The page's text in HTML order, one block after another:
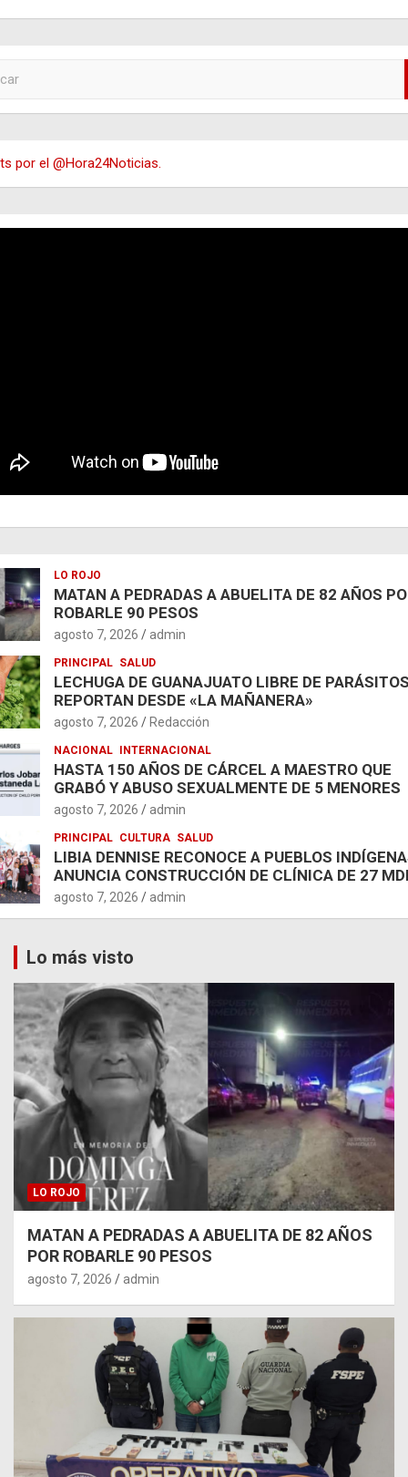
por el @Hora24Noticias.
LO ROJO
MATAN A PEDRADAS A ABUELITA DE 82 AÑOS
ROBARLE 90 PESOS
agosto 7, 2026 admin
PRINCIPAL SALUD
LECHUGA DE GUANAJUATO LIBRE DE
REPORTAN DESDE «LA MAÑANERA»
agosto 7, 2026 Redacción
NACIONAL INTERNACIONAL
HASTA 150 AÑOS DE CÁRCEL A MAESTRO QUE
GRABÓ Y ABUSO SEXUALMENTE DE 5 MENORES
agosto 7, 2026 admin
PRINCIPAL CULTURA SALUD
LIBIA DENNISE RECONOCE A PUEBLOS
ANUNCIA CONSTRUCCIÓN DE CLÍNICA DE 27
agosto 7, 2026 admin
Lo más visto
LO ROJO
MATAN A PEDRADAS A ABUELITA DE 82 AÑOS
POR ROBARLE 90 PESOS
agosto 7, 2026 admin